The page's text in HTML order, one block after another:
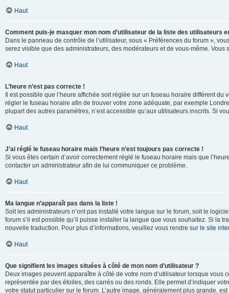
Haut
Comment puis-je masquer mon nom d’utilisateur de la liste des utilisateurs
Dans le panneau de contrôle de l’utilisateur, sous « Préférences du forum »,
serez visible que des administrateurs, des modérateurs et de vous-même.
Haut
L’heure n’est pas correcte !
Il est possible que l’heure affichée soit réglée sur un fuseau horaire différent
régler le fuseau horaire afin de trouver votre zone adéquate, par exemple
plupart des autres paramètres, n’est accessible qu’aux utilisateurs inscrits. Si
Haut
J’ai réglé le fuseau horaire mais l’heure n’est toujours pas correcte !
Si vous êtes certain d’avoir correctement réglé le fuseau horaire mais que
contacter un administrateur afin de lui communiquer ce problème.
Haut
Ma langue n’apparaît pas dans la liste !
Soit les administrateurs n’ont pas installé votre langue sur le forum, soit le
forum s’il est possible qu’il puisse installer la langue que vous souhaitez. Si la
nouvelle traduction. Pour plus d’informations, veuillez vous rendre sur le site
Haut
Que signifient les images situées à côté de mon nom d’utilisateur ?
Deux images peuvent apparaître à côté de votre nom d’utilisateur lorsque
représentée par des étoiles, des carrés ou des ronds. Elle permet d’indiquer
votre statut particulier sur le forum. L’autre image, généralement plus grande,